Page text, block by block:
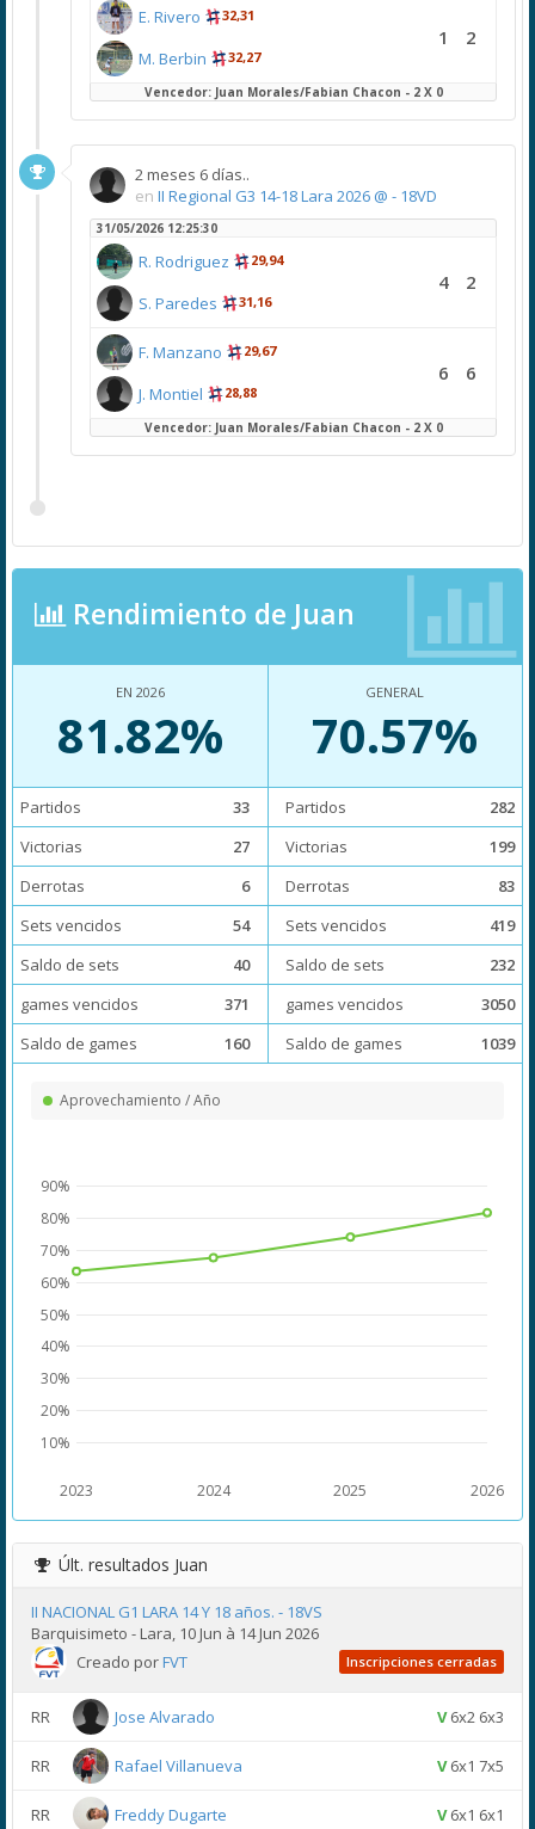
E. Rivero 32,31
M. Berbin 32,27
1 2
Vencedor: Juan Morales/Fabian Chacon - 2 X 0
2 meses 6 días..
en II Regional G3 14-18 Lara 2026 @ - 18VD
31/05/2026 12:25:30
R. Rodriguez 29,94
S. Paredes 31,16
4 2
F. Manzano 29,67
J. Montiel 28,88
6 6
Vencedor: Juan Morales/Fabian Chacon - 2 X 0
Rendimiento de Juan
EN 2026
81.82%
Partidos
33
Victorias
27
Derrotas
6
Sets vencidos
54
Saldo de sets
40
games vencidos
371
Saldo de games
160
GENERAL
70.57%
Partidos
282
Victorias
199
Derrotas
83
Sets vencidos
419
Saldo de sets
232
games vencidos
3050
Saldo de games
1039
Aprovechamiento / Año
2023 2024 2025 2026
10%
20%
30%
40%
50%
60%
70%
80%
90%
Últ. resultados Juan
II NACIONAL G1 LARA 14 Y 18 años. - 18VS
Barquisimeto - Lara, 10 Jun à 14 Jun 2026
Creado porFVT Inscripciones cerradas
RR Jose Alvarado V6x2 6x3
RR Rafael Villanueva V6x1 7x5
RR Freddy Dugarte V6x1 6x1